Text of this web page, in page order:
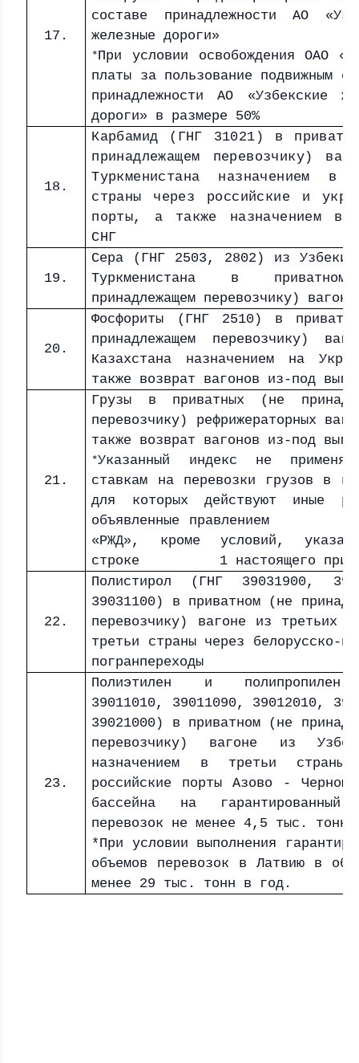
17.
составе принадлежности АО
железные дороги»
*При условии освобождения ОАО
платы за пользование подвижным
принадлежности АО «Узбекские
дороги» в размере 50%
18.
Карбамид (ГНГ 31021) в
принадлежащем перевозчику)
Туркменистана назначением в
страны через российские и
порты, а также назначением в
СНГ
19.
Сера (ГНГ 2503, 2802) из
Туркменистана в
принадлежащем перевозчику) вагоне
20.
Фосфориты (ГНГ 2510) в
принадлежащем перевозчику)
Казахстана назначением на
также возврат вагонов из-под
21.
Грузы в приватных (не
перевозчику) рефрижераторных
также возврат вагонов из-под
*Указанный индекс не
ставкам на перевозки грузов в
для которых действуют иные
объявленные
«РЖД», кроме условий,
строке 1 настоящего
22.
Полистирол (ГНГ 39031900,
39031100) в приватном (не
перевозчику) вагоне из третьих
третьи страны через белорусско-
погранпереходы
23.
Полиэтилен и
39011010, 39011090, 39012010,
39021000) в приватном (не
перевозчику) вагоне из
назначением в третьи страны
российские порты Азово -
бассейна на гарантированный
перевозок не менее 4,5 тыс. тонн
*При условии выполнения
объемов перевозок в Латвию в
менее 29 тыс. тонн в год.